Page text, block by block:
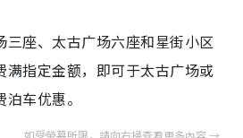
三座、太古广场六座和星街小区
满指定金额，即可于太古广场或
车优惠。